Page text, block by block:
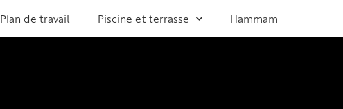
Plan de travail Piscine et terrasse Hammam